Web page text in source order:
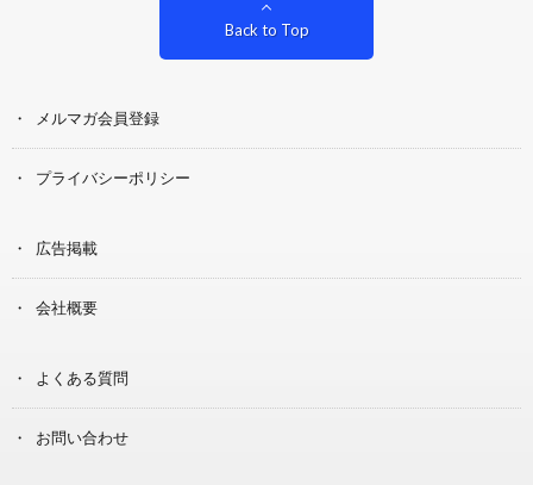
Back to Top
メルマガ会員登録
プライバシーポリシー
広告掲載
会社概要
よくある質問
お問い合わせ